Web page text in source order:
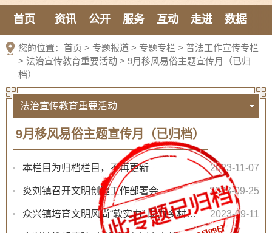
首页 资讯 公开 服务 互动 走进
数据
新媒体
您的位置： 首页 > 专题报道 > 专题专栏 > 普法工作宣传专栏
> 法治宣传教育重要活动 > 9月移风易俗主题宣传月（已归
档）
法治宣传教育重要活动
9月移风易俗主题宣传月（已归档）
本栏目为归档栏目，不再更新 2023-11-07
炎刘镇召开文明创建工作部署会 2023-09-25
众兴镇培育文明风尚“软实力” 助力乡村振兴“硬支撑” 2023-09-11